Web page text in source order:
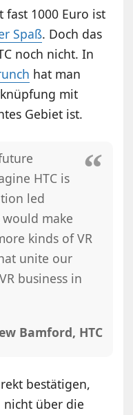
fast 1000 Euro ist
Spaß. Doch das
noch nicht. In
hat man
mit
Gebiet ist.
HTC is
led
make
kinds of VR
unite our
business in
Bamford, HTC
bestätigen,
nicht über die